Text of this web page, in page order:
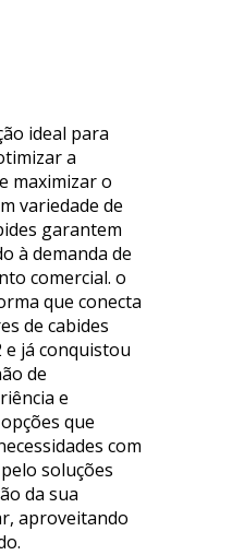
ideal para
a
maximizar o
variedade de
garantem
à demanda de
comercial. o
que conecta
de cabides
e já conquistou
de
e
que
com
soluções
da sua
aproveitando